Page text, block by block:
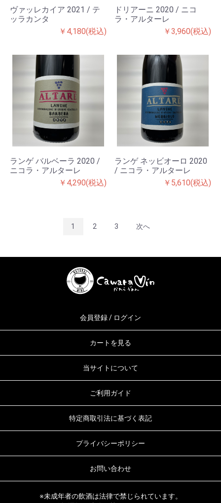
ヴァッレカイア 2021 / テ
ッラカンタ
￥4,180(税込)
ドリアーニ 2020 / ニコ
ラ・アルターレ
￥3,960(税込)
ランゲ バルベーラ 2020 /
ニコラ・アルターレ
￥4,290(税込)
ランゲ ネッビオーロ 2020
/ ニコラ・アルターレ
￥5,610(税込)
1 2 3 次へ
会員登録 / ログイン
カートを見る
当サイトについて
ご利用ガイド
特定商取引法に基づく表記
プライバシーポリシー
お問い合わせ
※未成年者の飲酒は法律で禁じられています。